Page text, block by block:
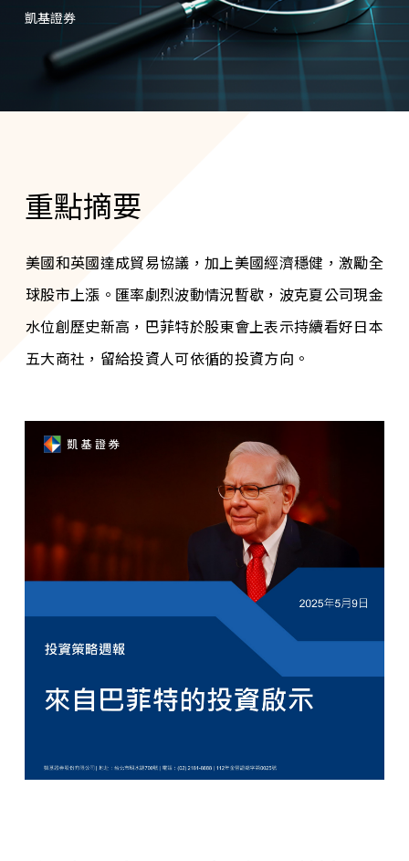
凱基證券
重點摘要
美國和英國達成貿易協議，加上美國經濟穩健，激勵全
球股市上漲。匯率劇烈波動情況暫歇，波克夏公司現金
水位創歷史新高，巴菲特於股東會上表示持續看好日本
五大商社，留給投資人可依循的投資方向。